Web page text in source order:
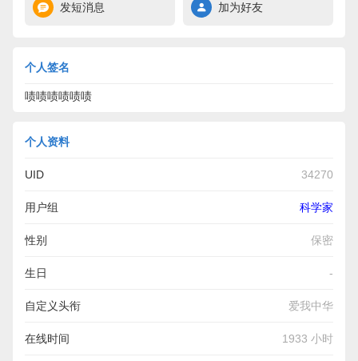
发短消息 加为好友
个人签名
啧啧啧啧啧啧
个人资料
UID 34270
用户组 科学家
性别 保密
生日 -
自定义头衔 爱我中华
在线时间 1933 小时